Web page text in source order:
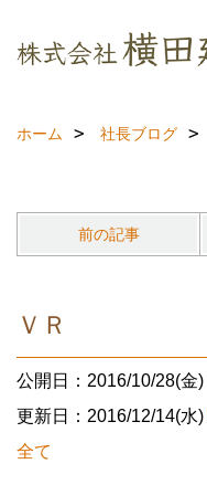
ホーム 社長ブログ
前の記事
ＶＲ
公開日：2016/10/28(金)
更新日：2016/12/14(水)
全て